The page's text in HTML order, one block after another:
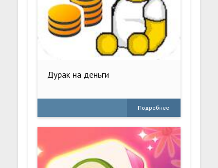
Дурак на деньги
Подробнее